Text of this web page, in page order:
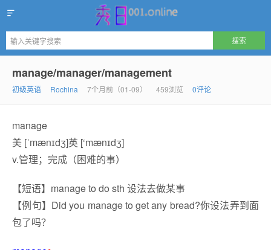
manage/manager/management
初级英语 Rochina 7个月前（01-09） 459浏览 0评论
manage
美 [ˈmænɪdʒ]英 [‘mænɪdʒ]
v.管理；完成（困难的事）
【短语】manage to do sth 设法去做某事
【例句】Did you manage to get any bread?你设法弄到面
包了吗？